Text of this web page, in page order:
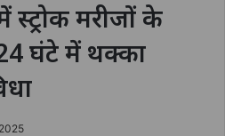
मरीजों के
घंटे में थक्का